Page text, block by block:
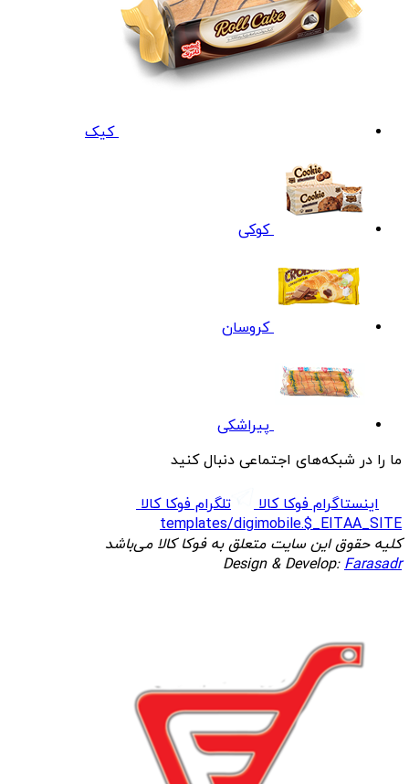
کیک
کوکی
کروسان
پیراشکی
ما را در شبکه‌های اجتماعی دنبال کنید
اینستاگرام فوکا کالا
تلگرام فوکا کالا
templates/digimobile.$_EITAA_SITE
کلیه حقوق این سایت متعلق به فوکا کالا می‌باشد
Design & Develop:Farasadr